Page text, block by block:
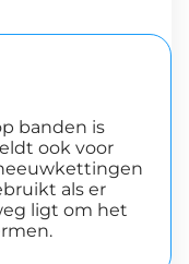
banden is
ook voor
als er
ligt om het